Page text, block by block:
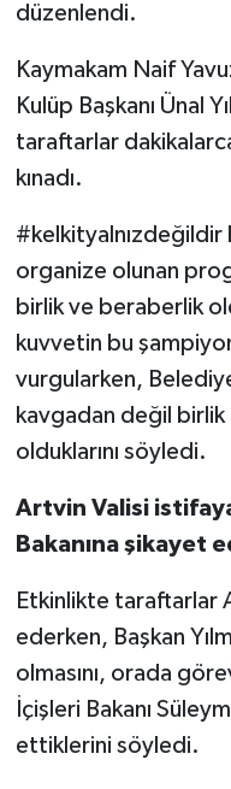
düzenlendi.
Kaymakam Naif
Kulüp Başkanı Ünal
taraftarlar
kınadı.
#kelkityalnızdeğildir
organize olunan
birlik ve beraberlik
kuvvetin bu
vurgularken,
kavgadan değil
olduklarını söyledi.
Artvin Valisi
Bakanına şikayet
Etkinlikte taraftarlar
ederken, Başkan
olmasını, orada
İçişleri Bakanı
ettiklerini söyledi.